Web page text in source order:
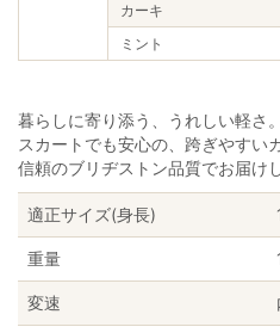
カーキ
ミント
暮らしに寄り添う、うれしい軽さ。
スカートでも安心の、跨ぎやすい
信頼のブリヂストン品質でお届け
適正サイズ(身長)
重量
変速